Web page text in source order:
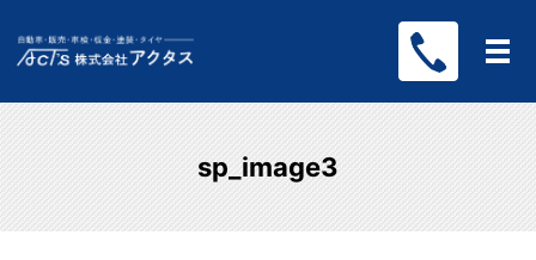
メ
sp_image3